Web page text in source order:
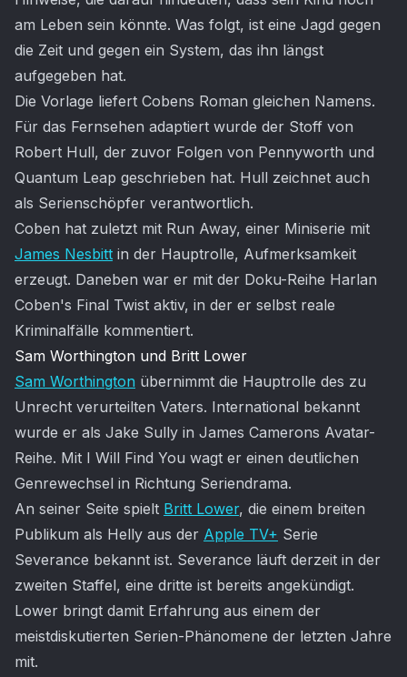
am Leben sein könnte. Was folgt, ist eine Jagd gegen
die Zeit und gegen ein System, das ihn längst
aufgegeben hat.
Die Vorlage liefert Cobens Roman gleichen Namens.
Für das Fernsehen adaptiert wurde der Stoff von
Robert Hull, der zuvor Folgen von Pennyworth und
Quantum Leap geschrieben hat. Hull zeichnet auch
als Serienschöpfer verantwortlich.
Coben hat zuletzt mit Run Away, einer Miniserie mit
James Nesbitt in der Hauptrolle, Aufmerksamkeit
erzeugt. Daneben war er mit der Doku-Reihe Harlan
Coben's Final Twist aktiv, in der er selbst reale
Kriminalfälle kommentiert.
Sam Worthington und Britt Lower
Sam Worthington übernimmt die Hauptrolle des zu
Unrecht verurteilten Vaters. International bekannt
wurde er als Jake Sully in James Camerons Avatar-
Reihe. Mit I Will Find You wagt er einen deutlichen
Genrewechsel in Richtung Seriendrama.
An seiner Seite spielt Britt Lower, die einem breiten
Publikum als Helly aus der Apple TV+ Serie
Severance bekannt ist. Severance läuft derzeit in der
zweiten Staffel, eine dritte ist bereits angekündigt.
Lower bringt damit Erfahrung aus einem der
meistdiskutierten Serien-Phänomene der letzten Jahre
mit.